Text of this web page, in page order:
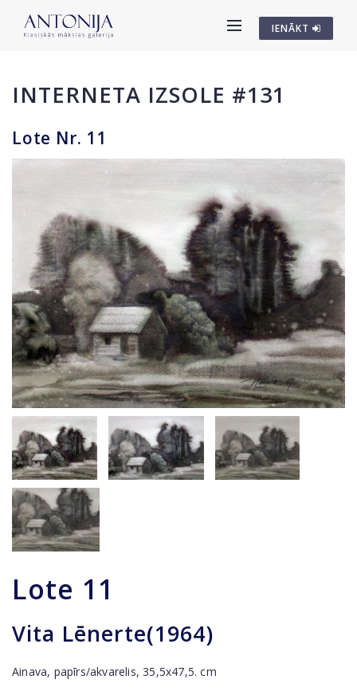
IENĀKT
INTERNETA IZSOLE #131
Lote Nr. 11
Lote 11
Vita Lēnerte(1964)
Ainava, papīrs/akvarelis, 35,5x47,5. cm